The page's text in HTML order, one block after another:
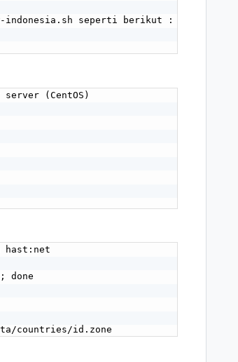
indonesia.sh seperti berikut :
(CentOS)
done
countries/id.zone